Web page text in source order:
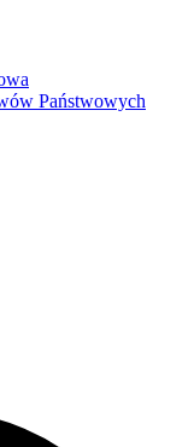
Państwowych